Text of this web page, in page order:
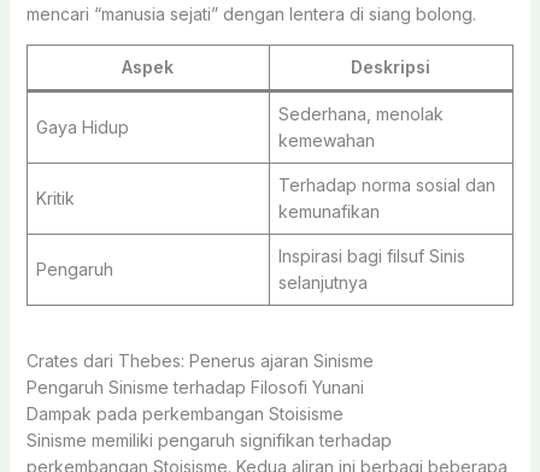
mencari “manusia sejati” dengan lentera di siang bolong.
Aspek Deskripsi
Gaya Hidup
Sederhana, menolak
kemewahan
Kritik
Terhadap norma sosial dan
kemunafikan
Pengaruh
Inspirasi bagi filsuf Sinis
selanjutnya
Crates dari Thebes: Penerus ajaran Sinisme
Pengaruh Sinisme terhadap Filosofi Yunani
Dampak pada perkembangan Stoisisme
Sinisme memiliki pengaruh signifikan terhadap
perkembangan Stoisisme. Kedua aliran ini berbagi beberapa